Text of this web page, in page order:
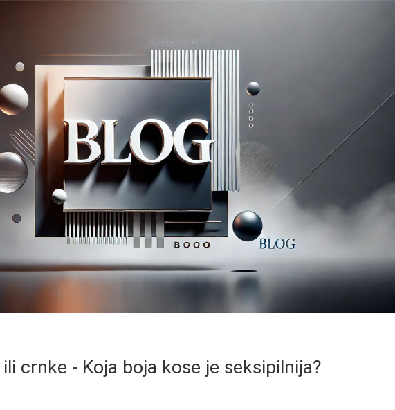
ili crnke - Koja boja kose je seksipilnija?